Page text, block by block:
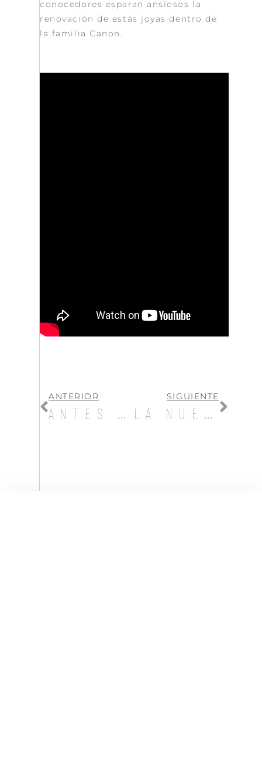
conocedores esparan ansiosos la
renovación de estás joyas dentro de
la familia Canon.
ANTERIOR
ANTES DE LA BODA
SIGUIENTE
LA NUEVA ETAPA DE NIK COLLECTION